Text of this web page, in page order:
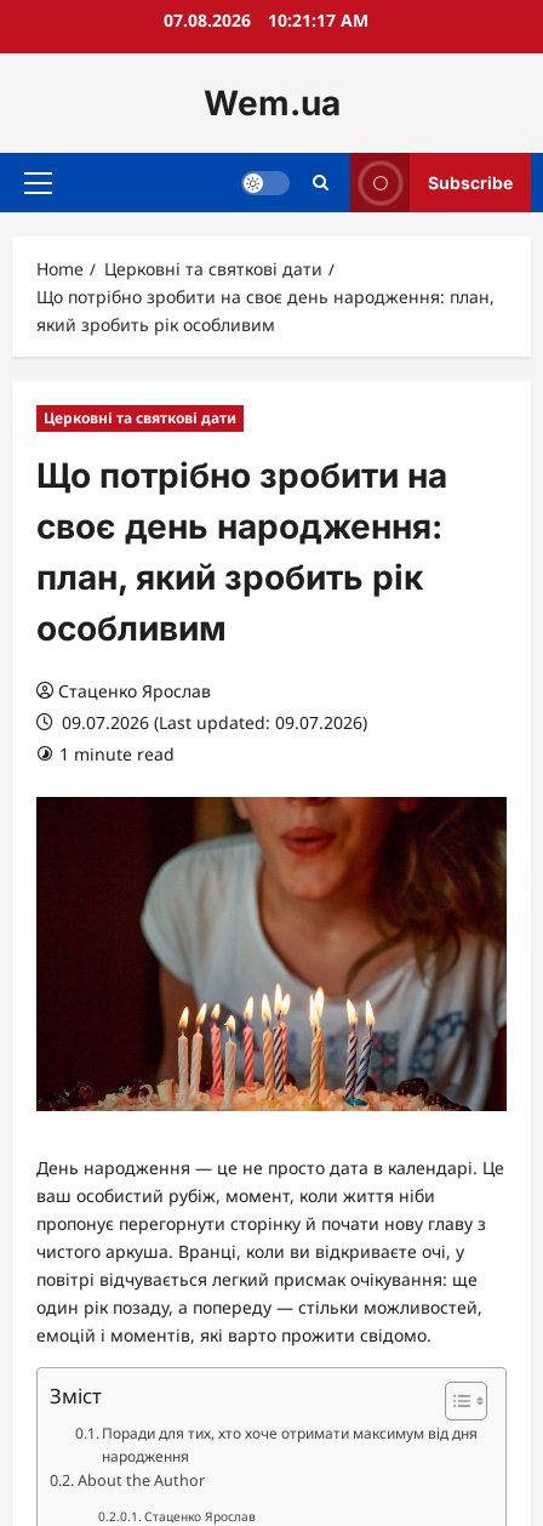
07.08.2026 10:21:18 AM
Wem.ua
Primary
Subscribe
Home
Церковні та святкові дати
Що потрібно зробити на своє день народження: план,
який зробить рік особливим
Церковні та святкові дати
Що потрібно зробити на
своє день народження:
план, який зробить рік
особливим
Стаценко Ярослав
09.07.2026 (Last updated: 09.07.2026)
1 minute read
День народження — це не просто дата в календарі. Це
ваш особистий рубіж, момент, коли життя ніби
пропонує перегорнути сторінку й почати нову главу з
чистого аркуша. Вранці, коли ви відкриваєте очі, у
повітрі відчувається легкий присмак очікування: ще
один рік позаду, а попереду — стільки можливостей,
емоцій і моментів, які варто прожити свідомо.
Зміст
Поради для тих, хто хоче отримати максимум від дня
народження
About the Author
Стаценко Ярослав